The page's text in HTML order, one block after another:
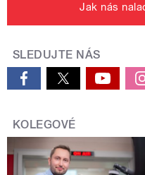
Jak nás
SLEDUJTE NÁS
KOLEGOVÉ